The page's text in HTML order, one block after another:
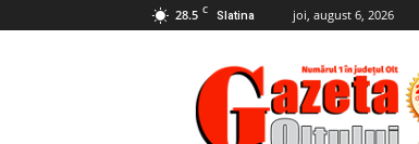
28.5 C Slatina joi, august 6, 2026
Gazeta
Oltului